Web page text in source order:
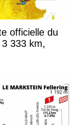
officielle du
333 km,